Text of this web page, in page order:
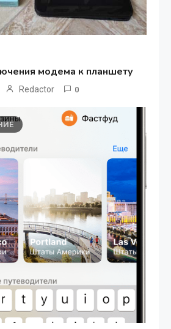
модема к планшету
Redactor 0